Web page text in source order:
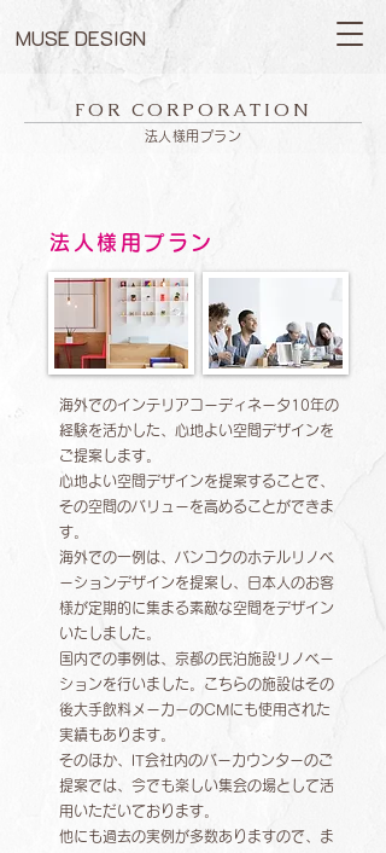
MUSE DESIGN
FOR CORPORATION
法人様用プラン
法人様用プラン
海外でのインテリアコーディネータ10年の
経験を活かした、心地よい空間デザインを
ご提案します。
心地よい空間デザインを提案することで、
その空間のバリューを高めることができま
す。
海外での一例は、バンコクのホテルリノベ
ーションデザインを提案し、日本人のお客
様が定期的に集まる素敵な空間をデザイン
いたしました。
国内での事例は、京都の民泊施設リノベー
ションを行いました。こちらの施設はその
後大手飲料メーカーのCMにも使用された
実績もあります。
そのほか、IT会社内のバーカウンターのご
提案では、今でも楽しい集会の場として活
用いただいております。
他にも過去の実例が多数ありますので、ま